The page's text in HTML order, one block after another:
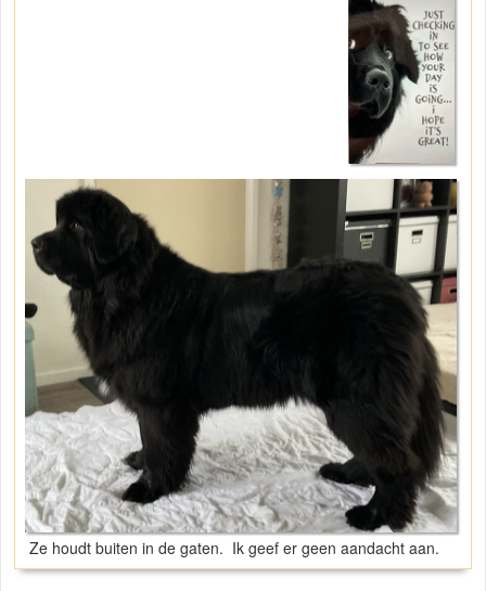
Ze houdt buiten in de gaten. Ik geef er geen aandacht aan.